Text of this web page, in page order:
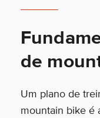
de
Um plano de
mountain bike é